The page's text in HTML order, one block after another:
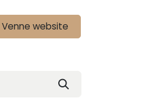
website